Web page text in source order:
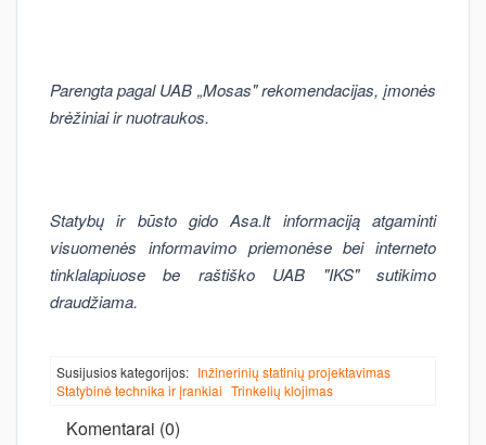
Parengta pagal UAB „Mosas" rekomendacijas, įmonės
brėžiniai ir nuotraukos.
Statybų ir būsto gido Asa.lt informaciją atgaminti
visuomenės informavimo priemonėse bei interneto
tinklalapiuose be raštiško UAB "IKS" sutikimo
draudžiama.
Susijusios kategorijos: Inžinerinių statinių projektavimas
Statybinė technika ir įrankiai Trinkelių klojimas
Komentarai (0)